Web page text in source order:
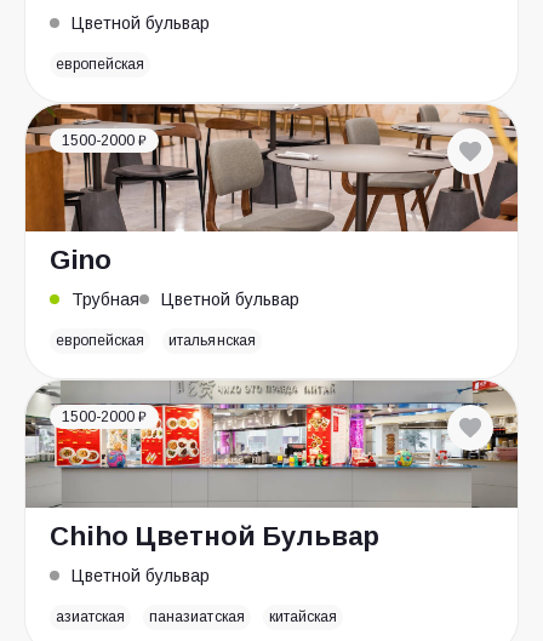
Цветной бульвар
европейская
1500-2000 ₽
Gino
Трубная Цветной бульвар
европейская итальянская
1500-2000 ₽
Chiho Цветной Бульвар
Цветной бульвар
азиатская паназиатская китайская